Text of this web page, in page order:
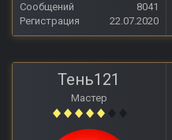
Сообщений
8041
Регистрация
22.07.2020
Тень121
Мастер